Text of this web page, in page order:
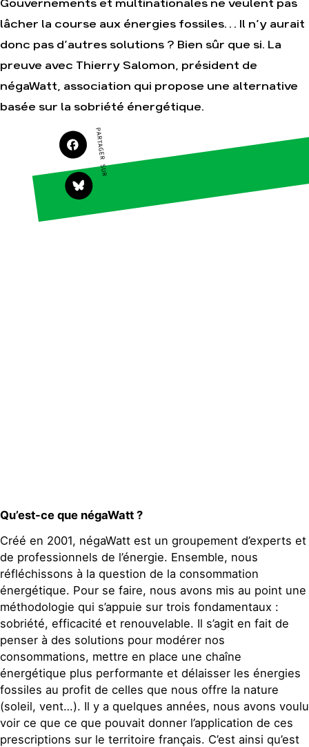
S'engager sur le
terrain
Soutenir les
campagnes
Transmettre tout
ou partie de son
patrimoine
Télécharger
gratuitement les
thématiques
Climat – Énergie
Surproduction
Gouvernements et multinationales ne veulent pas
lâcher la course aux énergies fossiles… Il n’y aurait
donc pas d’autres solutions ? Bien sûr que si. La
preuve avec Thierry Salomon, président de
négaWatt, association qui propose une alternative
basée sur la sobriété énergétique.
PARTAGER SUR
Qu’est-ce que négaWatt ?
Créé en 2001, négaWatt est un groupement d’experts et
de professionnels de l’énergie. Ensemble, nous
réfléchissons à la question de la consommation
énergétique. Pour se faire, nous avons mis au point une
méthodologie qui s’appuie sur trois fondamentaux :
sobriété, efficacité et renouvelable. Il s’agit en fait de
penser à des solutions pour modérer nos
consommations, mettre en place une chaîne
énergétique plus performante et délaisser les énergies
fossiles au profit de celles que nous offre la nature
(soleil, vent…). Il y a quelques années, nous avons voulu
voir ce que ce que pouvait donner l’application de ces
prescriptions sur le territoire français. C’est ainsi qu’est